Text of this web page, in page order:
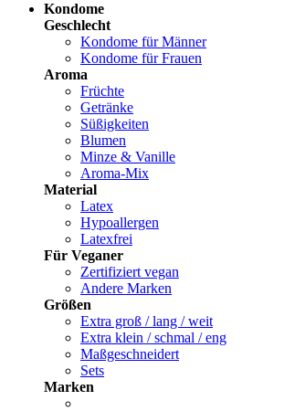
Kondome
Geschlecht
Kondome für Männer
Kondome für Frauen
Aroma
Früchte
Getränke
Süßigkeiten
Blumen
Minze & Vanille
Aroma-Mix
Material
Latex
Hypoallergen
Latexfrei
Für Veganer
Zertifiziert vegan
Andere Marken
Größen
Extra groß / lang / weit
Extra klein / schmal / eng
Maßgeschneidert
Sets
Marken